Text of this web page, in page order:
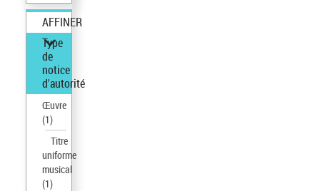
AFFINER
Type
de
notice
d'autorité
Œuvre
(1)
Titre
uniforme
musical
(1)